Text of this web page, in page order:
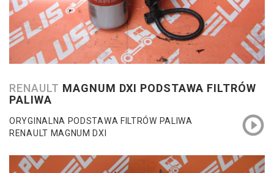
RENAULT MAGNUM DXI PODSTAWA FILTRÓW
PALIWA
ORYGINALNA PODSTAWA FILTRÓW PALIWA
RENAULT MAGNUM DXI